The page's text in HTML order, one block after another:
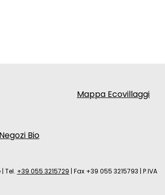
Bio
Mappa Ecovillaggi
| Tel. +39 055 3215729 | Fax +39 055 3215793 | P.IVA